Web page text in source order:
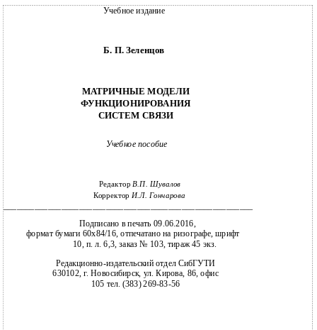
Учебное издание
Б. П. Зеленцов
МАТРИЧНЫЕ МОДЕЛИ
ФУНКЦИОНИРОВАНИЯ
СИСТЕМ СВЯЗИ
Учебное пособие
РедакторВ.П. Шувалов
КорректорИ.Л. Гончарова
________________________________________________________
Подписано в печать 09.06.2016,
формат бумаги 60x84/16, отпечатано на ризографе, шрифт
10, п. л. 6,3, заказ № 103, тираж 45 экз.
Редакционно-издательский отдел СибГУТИ
630102, г. Новосибирск, ул. Кирова, 86, офис
105 тел. (383) 269-83-56